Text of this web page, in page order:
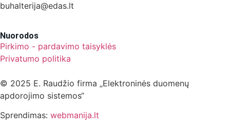
buhalterija@edas.lt
Nuorodos
Pirkimo - pardavimo taisyklės
Privatumo politika
© 2025 E. Raudžio firma „Elektroninės duomenų
apdorojimo sistemos“
Sprendimas: webmanija.lt